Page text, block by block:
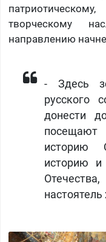
творческому
направлению
- Здесь
русского
донести
посещают
историю
историю